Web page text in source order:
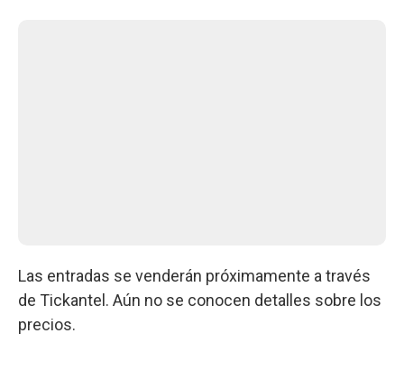
Las entradas se venderán próximamente a través
de Tickantel. Aún no se conocen detalles sobre los
precios.